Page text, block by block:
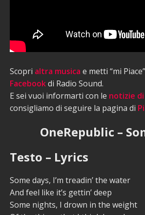
Scopri altra musica e metti “mi
Facebookdi Radio Sound.
E sei vuoi informarti con le notizie di
consigliamo di seguire la pagina di
OneRepublic –
Testo – Lyrics
Some days, I’m treadin’ the water
And feel like it’s gettin’ deep
Some nights, I drown in the weight